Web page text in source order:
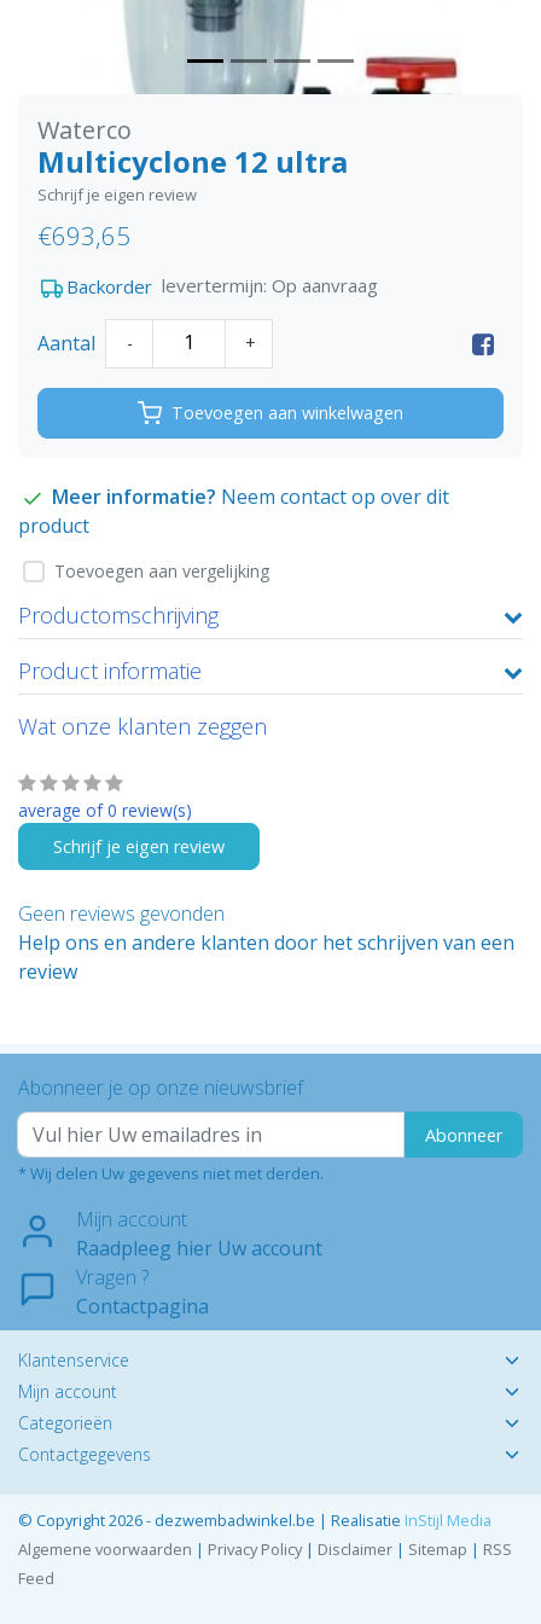
Waterco
Multicyclone 12 ultra
Schrijf je eigen review
€693,65
Backorder levertermijn: Op aanvraag
Aantal - +
Toevoegen aan winkelwagen
Meer informatie? Neem contact op over dit
product
Toevoegen aan vergelijking
Productomschrijving
Product informatie
Wat onze klanten zeggen
average of 0 review(s)
Schrijf je eigen review
Geen reviews gevonden
Help ons en andere klanten door het schrijven van een
review
Abonneer je op onze nieuwsbrief
Abonneer
* Wij delen Uw gegevens niet met derden.
Mijn account
Raadpleeg hier Uw account
Vragen ?
Contactpagina
Klantenservice
Mijn account
Categorieën
Contactgegevens
© Copyright 2026 - dezwembadwinkel.be | Realisatie InStijl Media
Algemene voorwaarden | Privacy Policy| Disclaimer | Sitemap | RSS
Feed